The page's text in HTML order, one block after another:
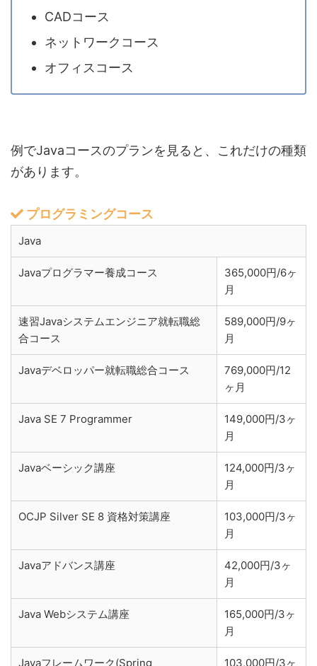
CADコース
ネットワークコース
オフィスコース
例でJavaコースのプランを見ると、これだけの種類
があります。
プログラミングコース
Java
Javaプログラマー養成コース
365,000円/6ヶ
月
速習Javaシステムエンジニア就転職総
合コース
589,000円/9ヶ
月
Javaデベロッパー就転職総合コース
769,000円/12
ヶ月
Java SE 7 Programmer
149,000円/3ヶ
月
Javaベーシック講座
124,000円/3ヶ
月
OCJP Silver SE 8 資格対策講座
103,000円/3ヶ
月
Javaアドバンス講座
42,000円/3ヶ
月
Java Webシステム講座
165,000円/3ヶ
月
Javaフレームワーク(Spring 103,000円/3ヶ